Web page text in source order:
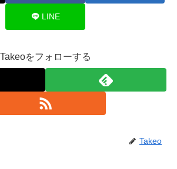
LINE
Takeoをフォローする
Takeo